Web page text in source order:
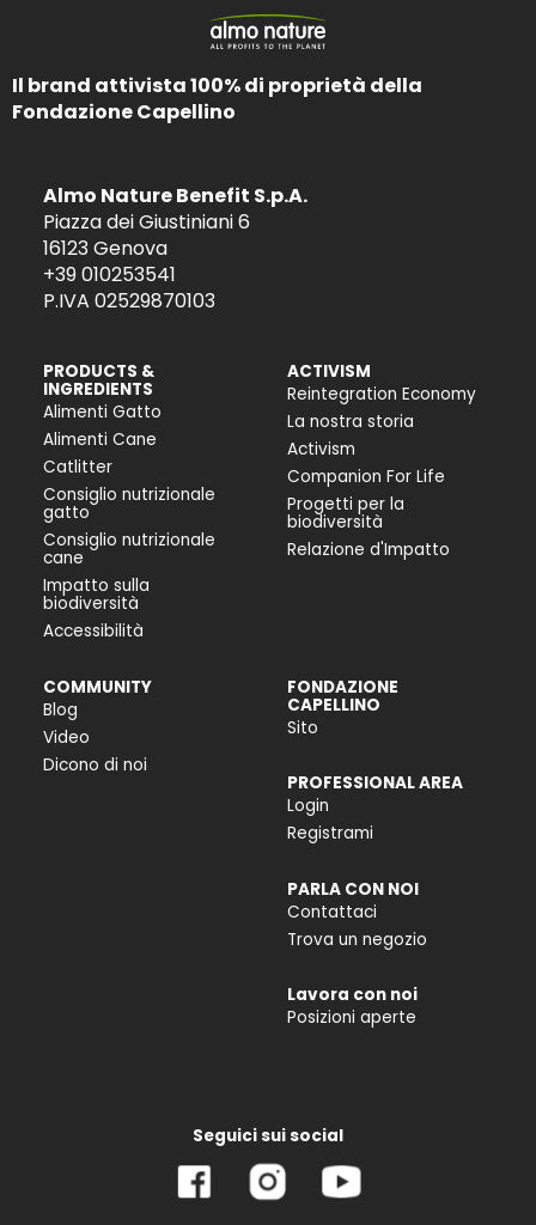
Il brand attivista 100% di proprietà della
Fondazione Capellino
Almo Nature Benefit S.p.A.
Piazza dei Giustiniani 6
16123 Genova
+39 010253541
P.IVA 02529870103
PRODUCTS &
INGREDIENTS
Alimenti Gatto
Alimenti Cane
Catlitter
Consiglio nutrizionale
gatto
Consiglio nutrizionale
cane
Impatto sulla
biodiversità
Accessibilità
ACTIVISM
Reintegration Economy
La nostra storia
Activism
Companion For Life
Progetti per la
biodiversità
Relazione d'Impatto
COMMUNITY
Blog
Video
Dicono di noi
FONDAZIONE
CAPELLINO
Sito
PROFESSIONAL AREA
Login
Registrami
PARLA CON NOI
Contattaci
Trova un negozio
Lavora con noi
Posizioni aperte
Seguici sui social